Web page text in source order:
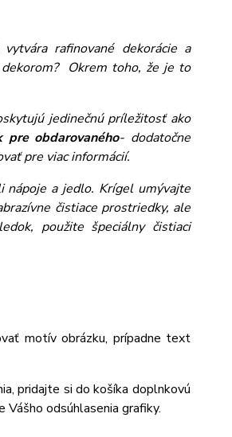
rafinované dekorácie a
Okrem toho, že je to
jedinečnú príležitosť ako
pre obdarovaného- dodatočne
pre viac informácií.
nápoje a jedlo. Krígel umývajte
čistiace prostriedky, ale
použite špeciálny čistiaci
motív obrázku, prípadne text
pridajte si do košíka doplnkovú
odsúhlasenia grafiky.